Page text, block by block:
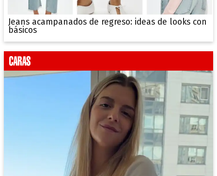
Jeans acampanados de regreso: ideas de looks con
básicos